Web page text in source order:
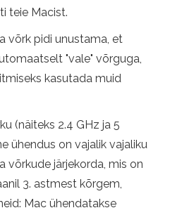
teie Macist.
võrk pidi unustama, et
"vale" võrguga,
kasutada muid
(näiteks 2.4 GHz ja 5
ühendus on vajalik vajaliku
võrkude järjekorda, mis on
3. astmest kõrgem,
Mac ühendatakse